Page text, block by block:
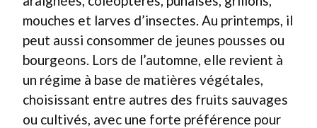
mouches et larves d’insectes. Au printemps, il
peut aussi consommer de jeunes pousses ou
bourgeons. Lors de l’automne, elle revient à
un régime à base de matières végétales,
choisissant entre autres des fruits sauvages
ou cultivés, avec une forte préférence pour